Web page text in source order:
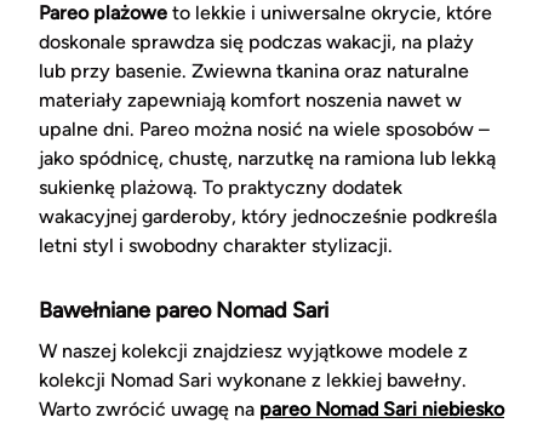
Pareo plażowe to lekkie i uniwersalne okrycie, które
doskonale sprawdza się podczas wakacji, na plaży
lub przy basenie. Zwiewna tkanina oraz naturalne
materiały zapewniają komfort noszenia nawet w
upalne dni. Pareo można nosić na wiele sposobów –
jako spódnicę, chustę, narzutkę na ramiona lub lekką
sukienkę plażową. To praktyczny dodatek
wakacyjnej garderoby, który jednocześnie podkreśla
letni styl i swobodny charakter stylizacji.
Bawełniane pareo Nomad Sari
W naszej kolekcji znajdziesz wyjątkowe modele z
kolekcji Nomad Sari wykonane z lekkiej bawełny.
Warto zwrócić uwagę na pareo Nomad Sari niebiesko